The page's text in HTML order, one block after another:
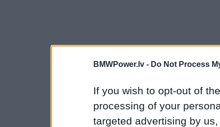
BMWPower.lv - Do Not Process
If you wish to opt-out of
processing of your
targeted advertising by